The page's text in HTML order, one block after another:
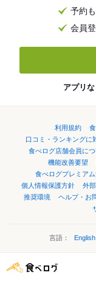
予約
会員
アプリ
利用規約
口コミ・ランキングに
食べログ店舗会員に
機能改善要望
食べログプレミア
個人情報保護方針
外
推奨環境
ヘルプ・お
言語： English